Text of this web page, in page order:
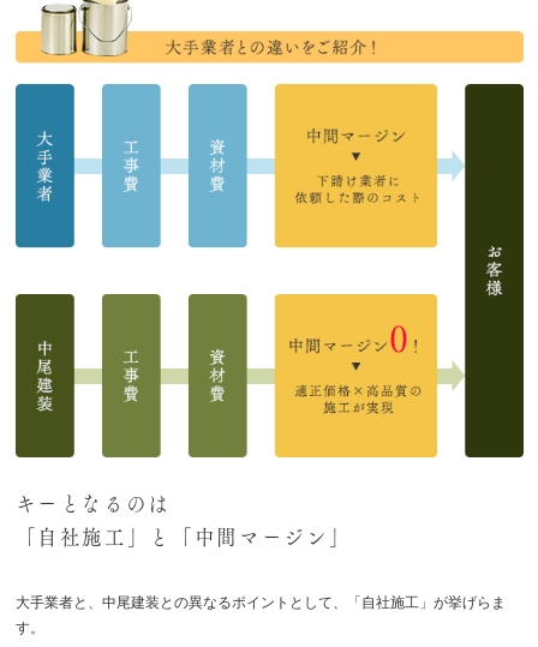
キーとなるのは
「自社施工」と「中間マージン」
大手業者と、中尾建装との異なるポイントとして、「自社施工」が挙げらま
す。